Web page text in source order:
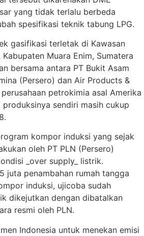
yang tidak terlalu berbeda
spesifikasi teknik tabung LPG.
gasifikasi terletak di Kawasan
Muara Enim, Sumatera
bersama antara PT Bukit Asam
(Persero) dan Air Products &
petrokimia asal Amerika
sendiri masih cukup
kompor induksi yang sejak
oleh PT PLN (Persero)
_over supply_ listrik.
juta penambahan rumah tangga
induksi, ujicoba sudah
dikejutkan dengan dibatalkan
resmi oleh PLN.
Indonesia untuk menekan emisi